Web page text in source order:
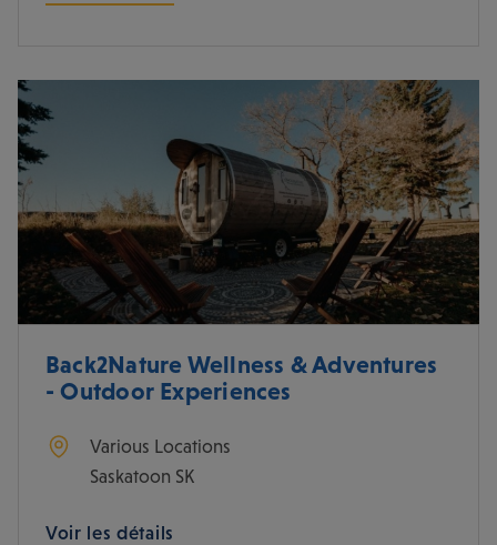
Back2Nature Wellness & Adventures
- Outdoor Experiences
Various Locations
Saskatoon SK
Voir les détails